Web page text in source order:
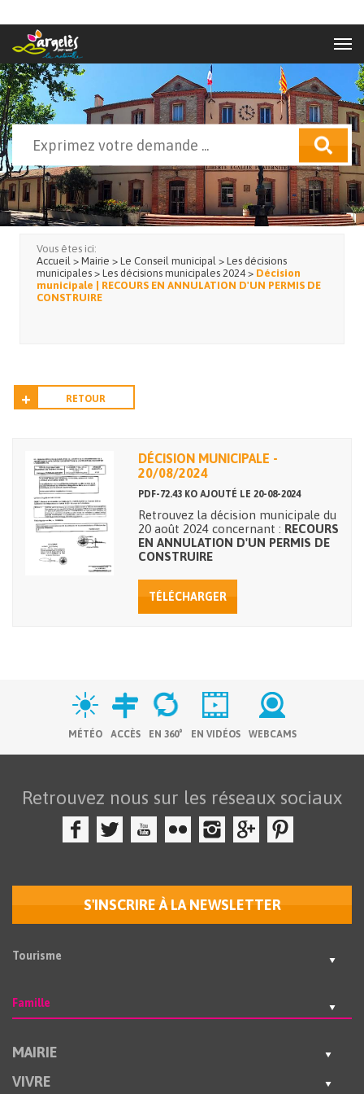
Formulaire de recherche
Vous êtes ici:
Accueil > Mairie > Le Conseil municipal > Les décisions
municipales > Les décisions municipales 2024 > Décision
municipale | RECOURS EN ANNULATION D'UN PERMIS DE
CONSTRUIRE
RETOUR
DÉCISION MUNICIPALE -
20/08/2024
PDF-72.43 KO AJOUTÉ LE 20-08-2024
Retrouvez la décision municipale du
20 août 2024 concernant : RECOURS
EN ANNULATION D'UN PERMIS DE
CONSTRUIRE
TÉLÉCHARGER
MÉTÉO ACCÈS EN 360° EN VIDÉOS WEBCAMS
Retrouvez nous sur les réseaux sociaux
S'INSCRIRE À LA NEWSLETTER
Tourisme
Famille
MAIRIE
VIVRE